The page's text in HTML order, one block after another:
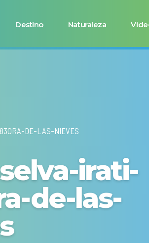
Destino Naturaleza
DE-LAS-NIEVES
irati-
de-las-